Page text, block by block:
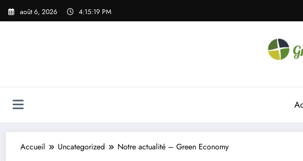
Aller
août 6, 2026 4:15:20 PM
Accueil Uncategorized Notre actualité – Green Economy